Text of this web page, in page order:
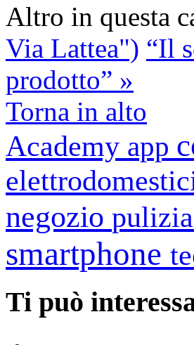
Altro in questa
Via Lattea") “Il
prodotto” »
Torna in alto
Academy app
negozio pulizia
smartphone
Ti può